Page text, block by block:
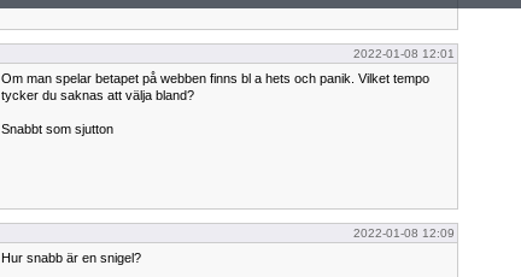
2022-01-08 12:01
Om man spelar betapet på webben finns bl a hets och panik. Vilket tempo
tycker du saknas att välja bland?
Snabbt som sjutton
2022-01-08 12:09
Hur snabb är en snigel?